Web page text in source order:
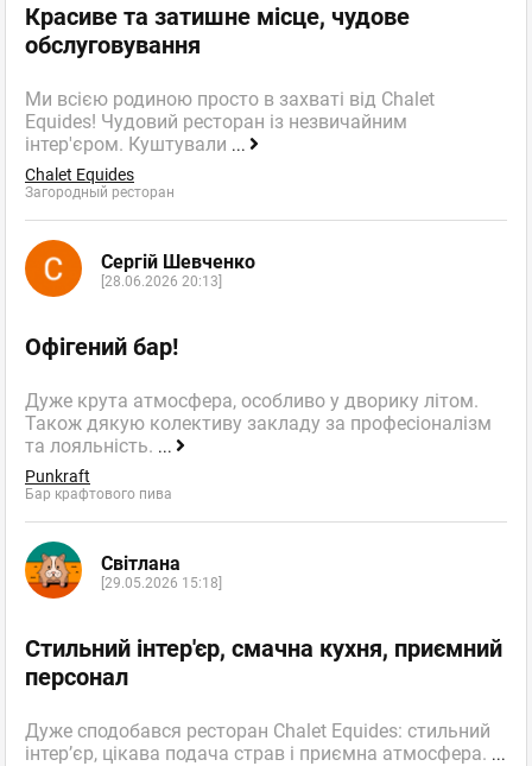
Красиве та затишне місце, чудове
обслуговування
Ми всією родиною просто в захваті від Chalet
Equides! Чудовий ресторан із незвичайним
інтер'єром. Куштували ...
Chalet Equides
Загородный ресторан
Сергій Шевченко
[28.06.2026 20:13]
Офігений бар!
Дуже крута атмосфера, особливо у дворику літом.
Також дякую колективу закладу за професіоналізм
та лояльність. ...
Punkraft
Бар крафтового пива
Світлана
[29.05.2026 15:18]
Стильний інтер'єр, смачна кухня, приємний
персонал
Дуже сподобався ресторан Chalet Equides: стильний
інтер’єр, цікава подача страв і приємна атмосфера. ...